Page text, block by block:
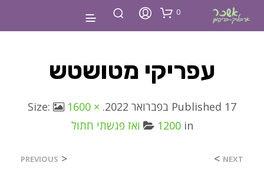
0
עפריקי מטושטש
Published 17 בפברואר 2022 . Size:
1600 ×
1200in ואז פגשתי חתול
<
PREVIOUS NEXT
>